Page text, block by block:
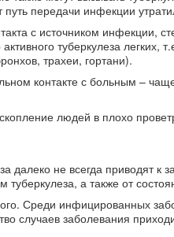
передачи инфекции
с источником инфекции,
туберкулеза легких,
трахеи, гортани).
контакте с больным –
людей в плохо
далеко не всегда приводят к
а также от
Среди инфицированных
заболевания